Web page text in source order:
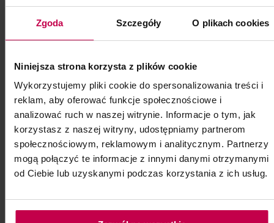
Zgoda Szczegóły O plikach cookies
Niniejsza strona korzysta z plików cookie
Wykorzystujemy pliki cookie do spersonalizowania treści i
reklam, aby oferować funkcje społecznościowe i
analizować ruch w naszej witrynie. Informacje o tym, jak
korzystasz z naszej witryny, udostępniamy partnerom
społecznościowym, reklamowym i analitycznym. Partnerzy
mogą połączyć te informacje z innymi danymi otrzymanymi
od Ciebie lub uzyskanymi podczas korzystania z ich usług.
Pododysk nakładka ścierająca
35 mm 150
Pododysk nakładka ścierająca 35 mm 150
100 szt.
Poj: ml
19, - zł
do koszyka